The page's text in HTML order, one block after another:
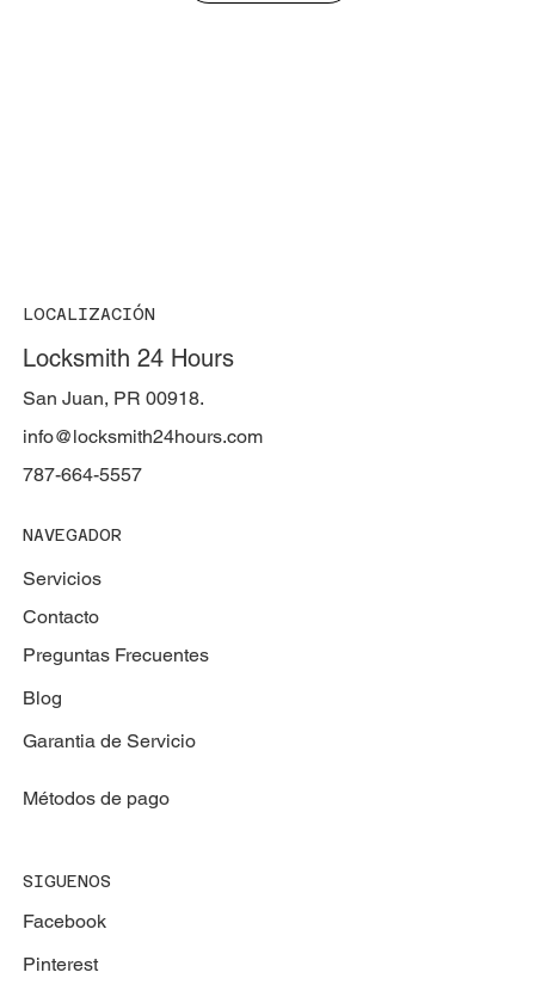
LOCALIZACIÓN
Locksmith 24 Hours
San Juan, PR 00918.
787-664-5557
info@locksmith24hours.com
NAVEGADOR
Servicios
Contacto
Preguntas Frecuentes
Blog
Garantia de Servicio
Métodos de pago
SIGUENOS
Facebook
Pinterest